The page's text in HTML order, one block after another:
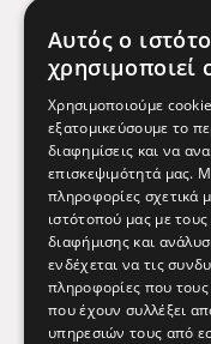
Αυτός ο
χρησιμοποιεί
Χρησιμοποιούμε
εξατομικεύσουμε το
διαφημίσεις και να
επισκεψιμότητά μας.
πληροφορίες σχετικά
ιστότοπού μας με
διαφήμισης και
ενδέχεται να τις
πληροφορίες που
που έχουν συλλέξει
υπηρεσιών τους από